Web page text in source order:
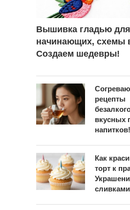
Вышивка гладью для
начинающих, схемы
Создаем шедевры!
рецепты
вкусных
напитков!
Как
торт к
сливками